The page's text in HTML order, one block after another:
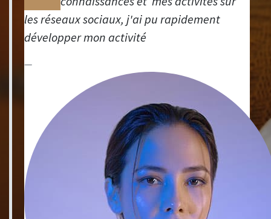
les réseaux sociaux, j'ai pu rapidement
développer mon activité